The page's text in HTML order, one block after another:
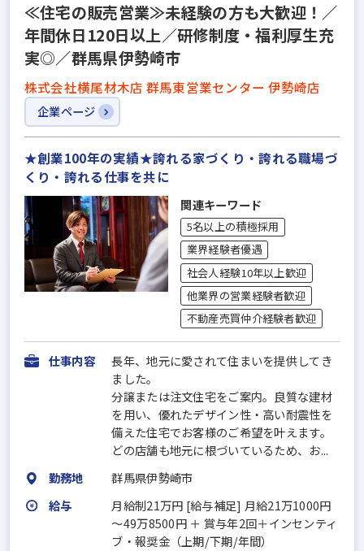
≪住宅の販売営業≫未経験の方も大歓迎！／
年間休日120日以上／研修制度・福利厚生充
実◎／群馬県伊勢崎市
株式会社横尾材木店 群馬東営業センター 伊勢崎店
企業ページ
★創業100年の実績★誇れる家づくり・誇れる職場づ
くり・誇れる仕事を共に
関連キーワード
5名以上の積極採用
業界経験者優遇
社会人経験10年以上歓迎
他業界の営業経験者歓迎
不動産売買仲介経験者歓迎
仕事内容
長年、地元に愛されて住まいを提供してき
ました。
分譲または注文住宅をご案内。良質な建材
を用い、優れたデザイン性・高い耐震性を
備えた住宅でお客様のご希望を叶えます。
どの店舗も地元に根づいているため、お...
勤務地
群馬県伊勢崎市
給与
月給制21万円 [給与補足] 月給21万1000円
～49万8500円 ＋ 賞与年2回＋インセンティ
ブ・報奨金（上期/下期/年間）